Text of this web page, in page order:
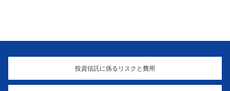
投資信託に係るリスクと費用